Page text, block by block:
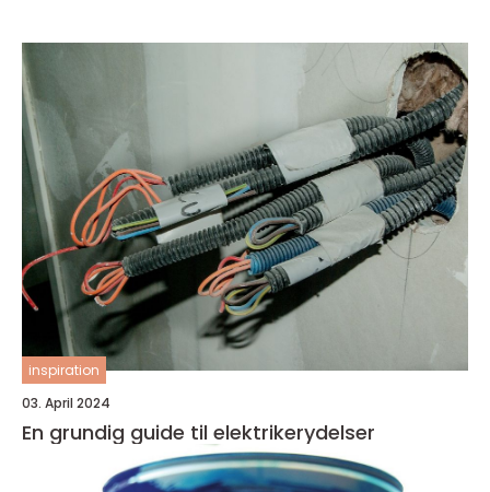
inspiration
03. April 2024
En grundig guide til elektrikerydelser